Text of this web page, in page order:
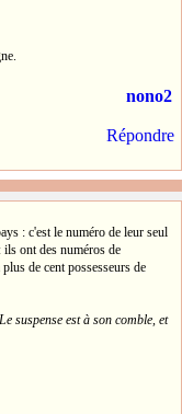
nono2
Répondre
: c'est le numéro de leur seul
ont des numéros de
de cent possesseurs de
suspense est à son comble, et